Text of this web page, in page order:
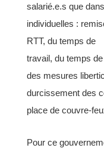
salarié.e.s que
individuelles :
RTT, du temps de
travail, du temps
des mesures
durcissement des
place de couvre-
Pour ce